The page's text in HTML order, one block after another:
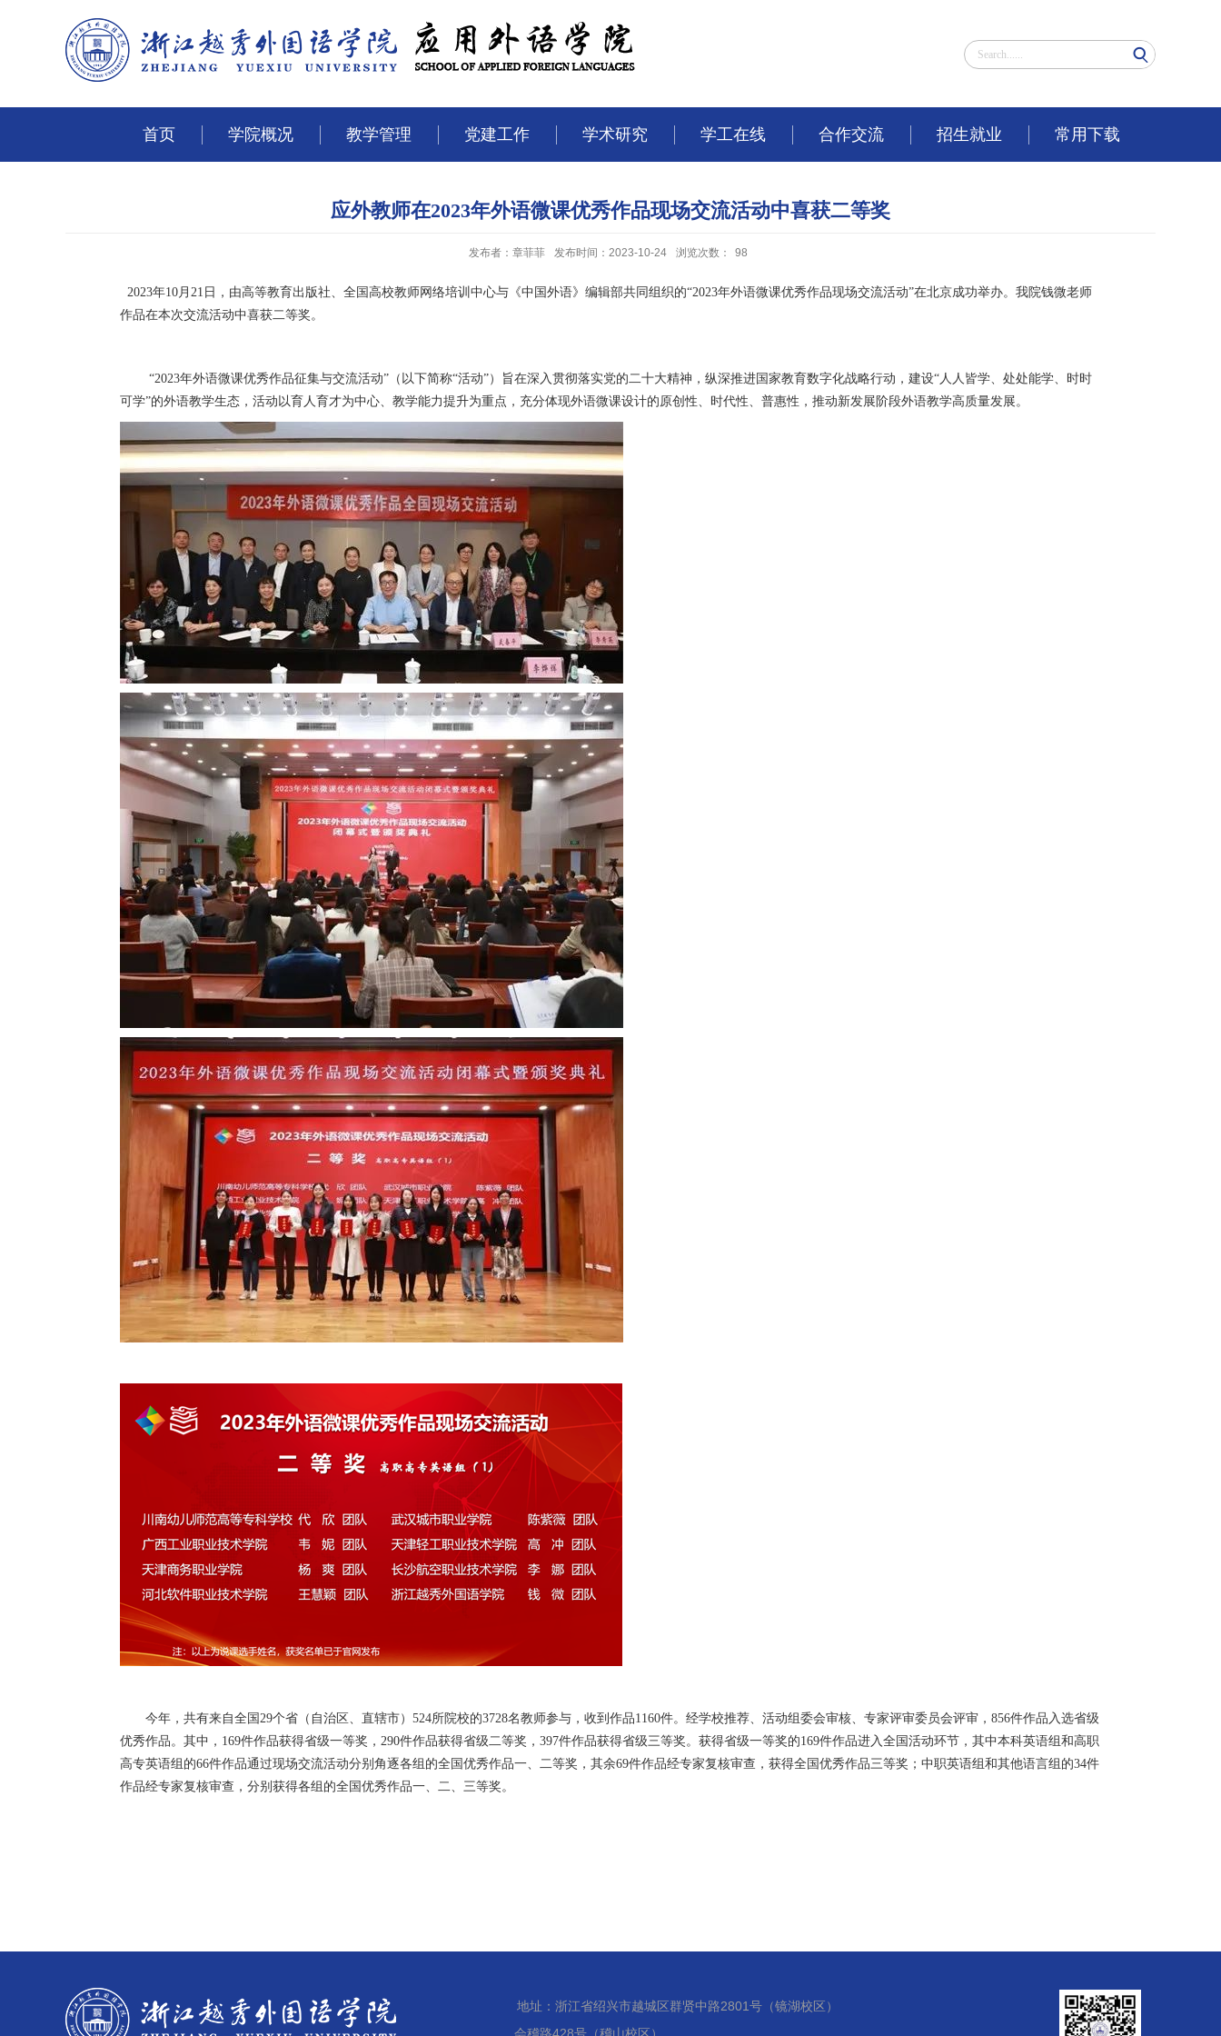
首页 学院概况 教学管理 党建工作 学术研究 学工在线 合作交流 招生就业 常用下载
应外教师在2023年外语微课优秀作品现场交流活动中喜获二等奖
发布者：章菲菲 发布时间：2023-10-24 浏览次数： 98
2023年10月21日，由高等教育出版社、全国高校教师网络培训中心与《中国外语》编辑部共同组织的“2023年外语微课优秀作品现场交流活动”在北京成功举办。我院钱微老师
作品在本次交流活动中喜获二等奖。
“2023年外语微课优秀作品征集与交流活动”（以下简称“活动”）旨在深入贯彻落实党的二十大精神，纵深推进国家教育数字化战略行动，建设“人人皆学、处处能学、时时
可学”的外语教学生态，活动以育人育才为中心、教学能力提升为重点，充分体现外语微课设计的原创性、时代性、普惠性，推动新发展阶段外语教学高质量发展。
今年，共有来自全国29个省（自治区、直辖市）524所院校的3728名教师参与，收到作品1160件。经学校推荐、活动组委会审核、专家评审委员会评审，856件作品入选省级
优秀作品。其中，169件作品获得省级一等奖，290件作品获得省级二等奖，397件作品获得省级三等奖。获得省级一等奖的169件作品进入全国活动环节，其中本科英语组和高职
高专英语组的66件作品通过现场交流活动分别角逐各组的全国优秀作品一、二等奖，其余69件作品经专家复核审查，获得全国优秀作品三等奖；中职英语组和其他语言组的34件
作品经专家复核审查，分别获得各组的全国优秀作品一、二、三等奖。
地址：浙江省绍兴市越城区群贤中路2801号（镜湖校区）